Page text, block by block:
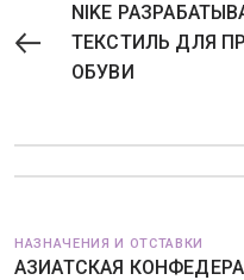
NIKE
ТЕКСТИЛЬ ДЛЯ
ОБУВИ
НАЗНАЧЕНИЯ И ОТСТАВКИ
АЗИАТСКАЯ